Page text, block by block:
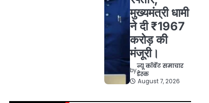
मुख्यमंत्री धामी
ने दी ₹1967
करोड़ की
मंजूरी।
by
न्यू कॉर्बेट समाचार
डेस्क
August 7, 2026